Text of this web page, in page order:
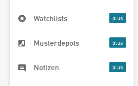
Watchlists
Musterdepots
Notizen